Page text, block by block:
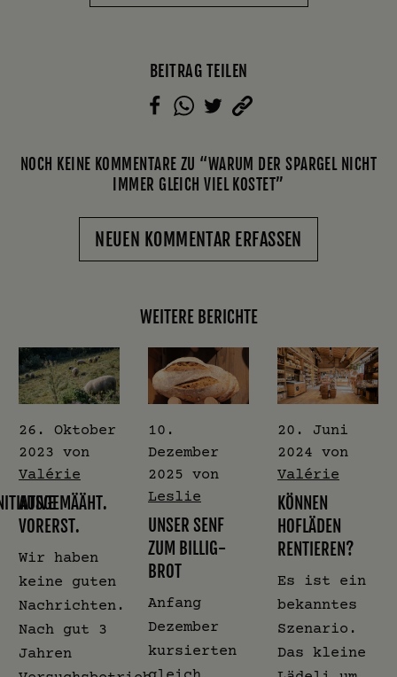
BEITRAG TEILEN
NOCH KEINE KOMMENTARE ZU “WARUM DER SPARGEL NICHT
IMMER GLEICH VIEL KOSTET”
NEUEN KOMMENTAR ERFASSEN
WEITERE BERICHTE
26. Oktober
2023 von
Valérie
AUSGEMÄÄHT.
VORERST.
Wir haben
keine guten
Nachrichten.
Nach gut 3
Jahren
10.
Dezember
2025 von
Leslie
UNSER SENF
ZUM BILLIG-
BROT
Anfang
Dezember
kursierten
20. Juni
2024 von
Valérie
KÖNNEN
HOFLÄDEN
RENTIEREN?
Es ist ein
bekanntes
Szenario.
Das kleine